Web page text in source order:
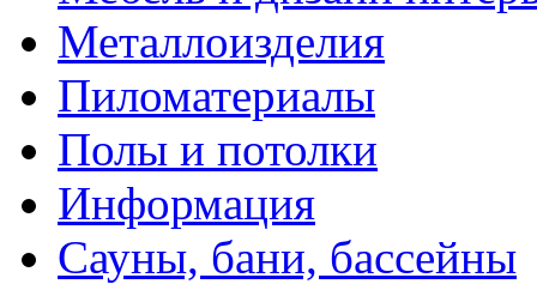
Металлоизделия
Пиломатериалы
Полы и потолки
Информация
Сауны, бани, бассейны